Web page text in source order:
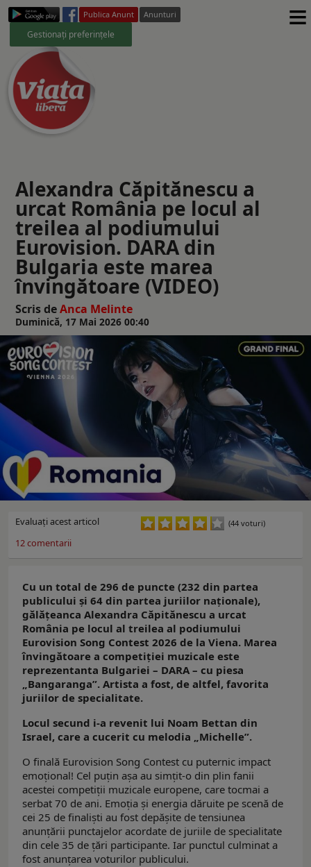
Publica Anunt Anunturi
Gestionați preferințele ≡
Alexandra Căpitănescu a
urcat România pe locul al
treilea al podiumului
Eurovision. DARA din
Bulgaria este marea
învingătoare (VIDEO)
Scris deAnca Melinte
Duminică, 17 Mai 2026 00:40
Evaluaţi acest articol (44 voturi)
12comentarii
Cu un total de 296 de puncte (232 din partea
publicului şi 64 din partea juriilor naţionale),
gălăţeanca Alexandra Căpitănescu a urcat
România pe locul al treilea al podiumului
Eurovision Song Contest 2026 de la Viena. Marea
învingătoare a competiţiei muzicale este
reprezentanta Bulgariei – DARA – cu piesa
„Bangaranga”. Artista a fost, de altfel, favorita
juriilor de specialitate.
Locul secund i-a revenit lui Noam Bettan din
Israel, care a cucerit cu melodia „Michelle”.
O finală Eurovision Song Contest cu puternic impact
emoţional! Cel puţin aşa au simţit-o din plin fanii
acestei competiţii muzicale europene, care tocmai a
serbat 70 de ani. Emoţia şi energia dăruite pe scenă de
cei 25 de finalişti au fost depăşite de tensiunea
anunţării punctajelor acordate de juriile de specialitate
din cele 35 de ţări participante. Iar punctul culminat a
fost anunţarea voturilor publicului.